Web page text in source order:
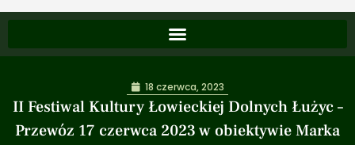
II Festiwal Kultury Łowieckiej Dolnych Łużyc –
Przewóz 17 czerwca 2023 w obiektywie Marka
18 czerwca, 2023